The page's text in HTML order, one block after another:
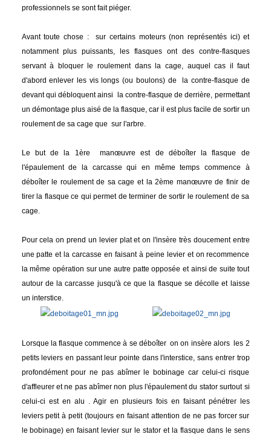
professionnels se sont fait piéger.
Avant toute chose : sur certains moteurs (non représentés ici) et
notamment plus puissants, les flasques ont des contre-flasques
servant à bloquer le roulement dans la cage, auquel cas il faut
d'abord enlever les vis longs (ou boulons) de la contre-flasque de
devant qui débloquent ainsi la contre-flasque de derrière, permettant
un démontage plus aisé de la flasque, car il est plus facile de sortir un
roulement de sa cage que sur l'arbre.
Le but de la 1ère manœuvre est de déboîter la flasque de
l'épaulement de la carcasse qui en même temps commence à
déboîter le roulement de sa cage et la 2ème manœuvre de finir de
tirer la flasque ce qui permet de terminer de sortir le roulement de sa
cage.
Pour cela on prend un levier plat et on l'insère très doucement entre
une patte et la carcasse en faisant à peine levier et on recommence
la même opération sur une autre patte opposée et ainsi de suite tout
autour de la carcasse jusqu'à ce que la flasque se décolle et laisse
un interstice.
Lorsque la flasque commence à se déboîter on on insère alors les 2
petits leviers en passant leur pointe dans l'interstice, sans entrer trop
profondément pour ne pas abîmer le bobinage car celui-ci risque
d'affleurer et ne pas abîmer non plus l'épaulement du stator surtout si
celui-ci est en alu . Agir en plusieurs fois en faisant pénétrer les
leviers petit à petit (toujours en faisant attention de ne pas forcer sur
le bobinage) en faisant levier sur le stator et la flasque dans le sens